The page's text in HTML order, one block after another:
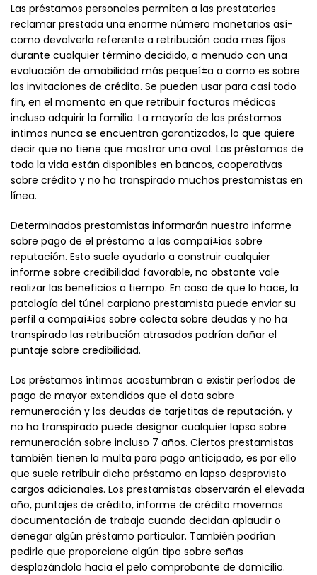
Las préstamos personales permiten a las prestatarios
reclamar prestada una enorme número monetarios así­
como devolverla referente a retribución cada mes fijos
durante cualquier término decidido, a menudo con una
evaluación de amabilidad más pequeí±a a como es sobre
las invitaciones de crédito. Se pueden usar para casi todo
fin, en el momento en que retribuir facturas médicas
incluso adquirir la familia. La mayoría de las préstamos
íntimos nunca se encuentran garantizados, lo que quiere
decir que no tiene que mostrar una aval. Las préstamos de
toda la vida están disponibles en bancos, cooperativas
sobre crédito y no ha transpirado muchos prestamistas en
línea.
Determinados prestamistas informarán nuestro informe
sobre pago de el préstamo a las compaí±ias sobre
reputación. Esto suele ayudarlo a construir cualquier
informe sobre credibilidad favorable, no obstante vale
realizar las beneficios a tiempo. En caso de que lo hace, la
patologí­a del túnel carpiano prestamista puede enviar su
perfil a compaí±ias sobre colecta sobre deudas y no ha
transpirado las retribución atrasados ​​​​podrían dañar el
puntaje sobre credibilidad.
Los préstamos íntimos acostumbran a existir períodos de
pago de mayor extendidos que el data sobre
remuneración y las deudas de tarjetitas de reputación, y
no ha transpirado puede designar cualquier lapso sobre
remuneración sobre incluso 7 años. Ciertos prestamistas
también tienen la multa para pago anticipado, es por ello
que suele retribuir dicho préstamo en lapso desprovisto
cargos adicionales. Los prestamistas observarán el elevada
año, puntajes de crédito, informe de crédito movernos
documentación de trabajo cuando decidan aplaudir o
denegar algún préstamo particular. También podrían
pedirle que proporcione algún tipo sobre señas
desplazándolo hacia el pelo comprobante de domicilio.